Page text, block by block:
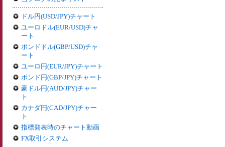
ドル円(USD/JPY)チャート
ユーロドル(EUR/USD)チャ
ート
ポンドドル(GBP/USD)チャ
ート
ユーロ円(EUR/JPY)チャート
ポンド円(GBP/JPY)チャート
豪ドル円(AUD/JPY)チャー
ト
カナダ円(CAD/JPY)チャー
ト
指標発表時のチャート動画
FX取引システム